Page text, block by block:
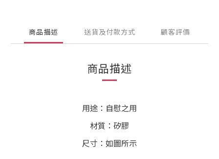
商品描述 送貨及付款方式 顧客評價
商品描述
用途：自慰之用
材質：矽膠
尺寸：如圖所示